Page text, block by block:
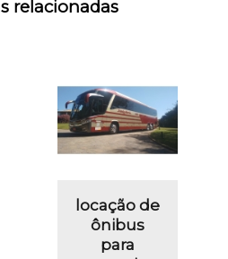
relacionadas
locação de
ônibus
para